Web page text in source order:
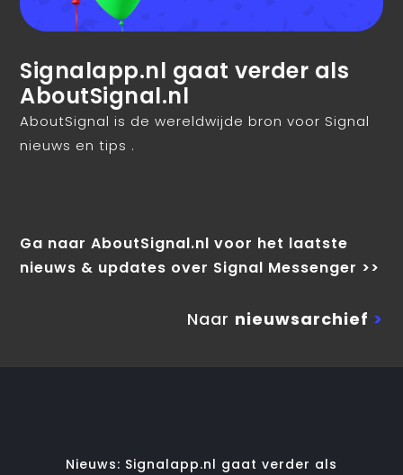
Signalapp.nl gaat verder als
AboutSignal.nl
AboutSignal is de wereldwijde bron voor Signal
nieuws en tips .
Ga naar AboutSignal.nl voor het laatste
nieuws & updates over Signal Messenger >>
Naar nieuwsarchief >
Nieuws: Signalapp.nl gaat verder als